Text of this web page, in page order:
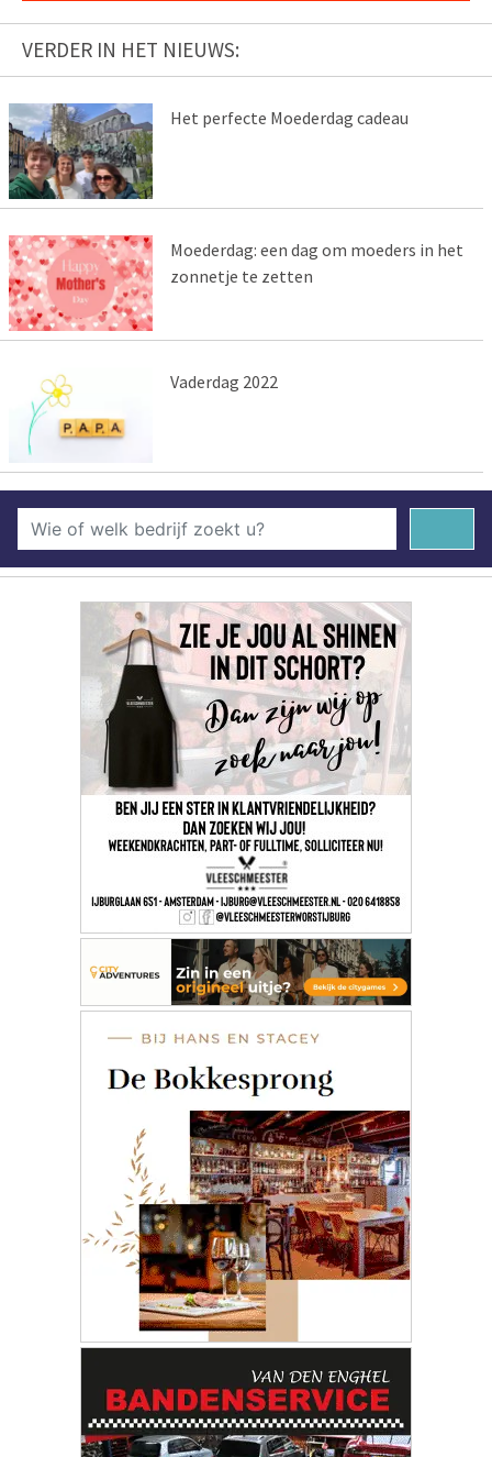
VERDER IN HET NIEUWS:
Het perfecte Moederdag cadeau
Moederdag: een dag om moeders in het
zonnetje te zetten
Vaderdag 2022